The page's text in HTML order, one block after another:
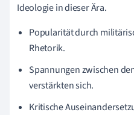
Ideologie in dieser Ära.
Popularität durch
Rhetorik.
Spannungen zwischen
verstärkten sich.
Kritische